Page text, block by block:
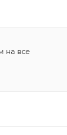
на все